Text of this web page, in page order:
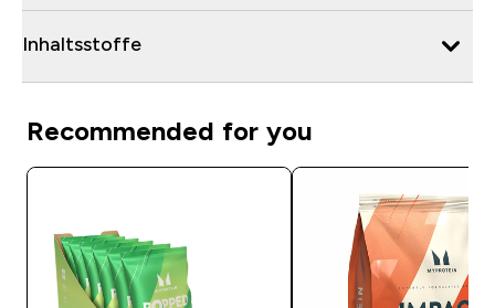
Inhaltsstoffe
Recommended for you